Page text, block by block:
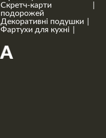
Скретч-карти
подорожей
Декоративні подушки
Фартухи для кухні